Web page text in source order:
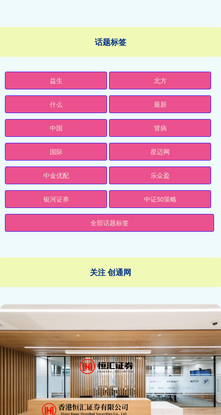
话题标签
益生 北方
什么 最新
中国 肾病
国际 星迈网
中金优配 乐众盈
银河证券 中证50策略
全部话题标签
关注 创通网